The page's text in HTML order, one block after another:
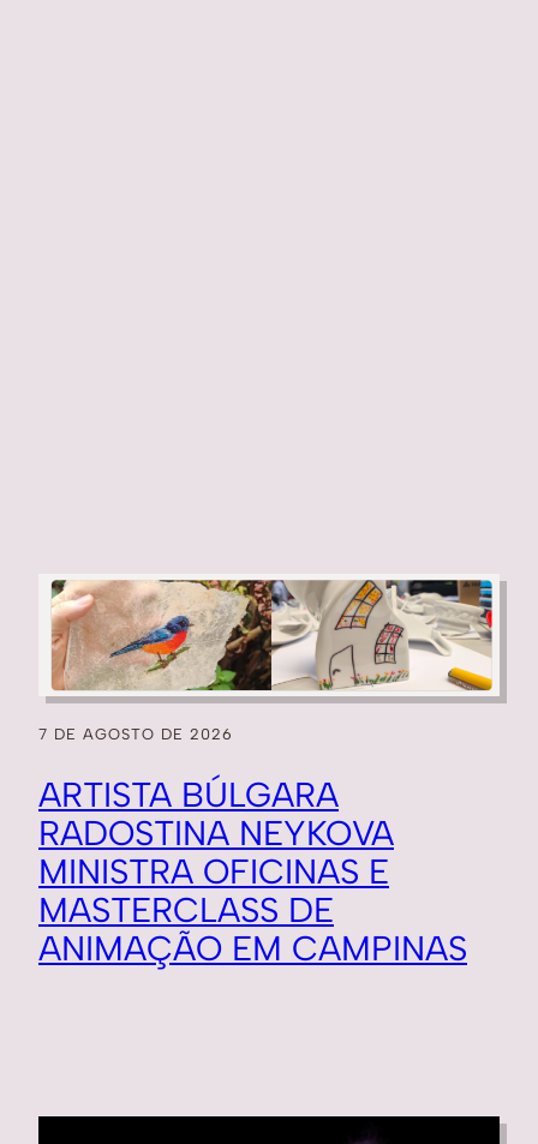
7 DE AGOSTO DE 2026
ARTISTA BÚLGARA
RADOSTINA NEYKOVA
MINISTRA OFICINAS E
MASTERCLASS DE
ANIMAÇÃO EM CAMPINAS